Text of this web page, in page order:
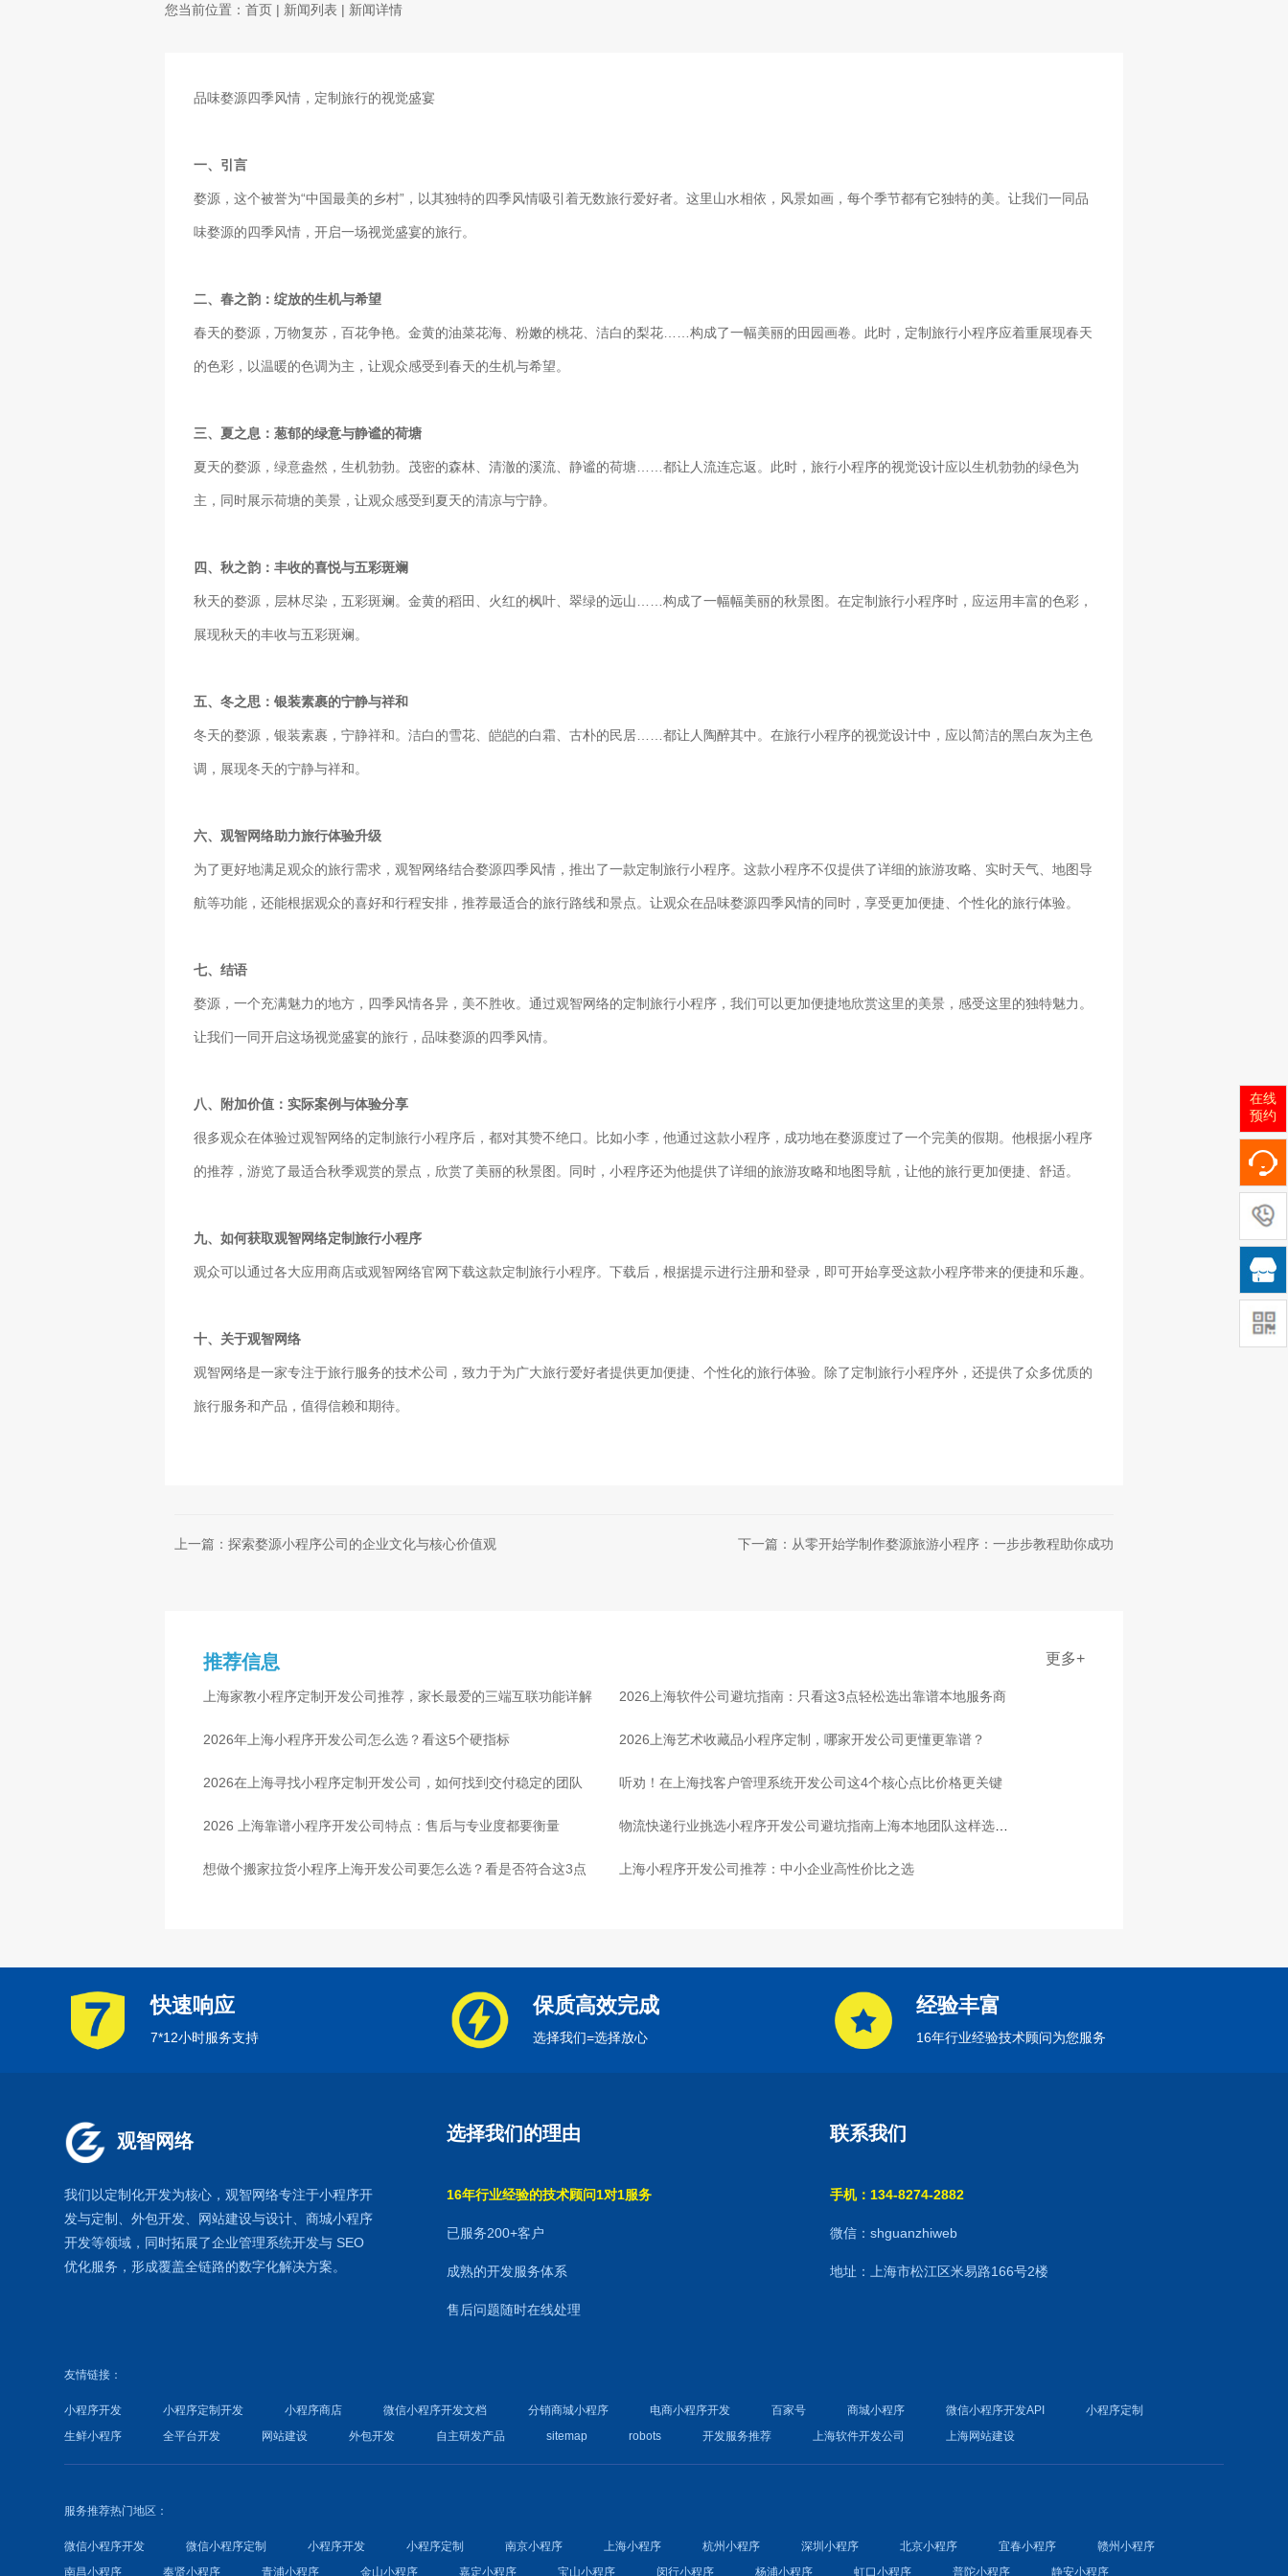
您当前位置： 首页 | 新闻列表 | 新闻详情
品味婺源四季风情，定制旅行的视觉盛宴
一、引言
婺源，这个被誉为“中国最美的乡村”，以其独特的四季风情吸引着无数旅行爱好者。这里山水相依，风景如画，每个季节都有它独特的美。让我们一同品
味婺源的四季风情，开启一场视觉盛宴的旅行。
二、春之韵：绽放的生机与希望
春天的婺源，万物复苏，百花争艳。金黄的油菜花海、粉嫩的桃花、洁白的梨花……构成了一幅美丽的田园画卷。此时，定制旅行小程序应着重展现春天
的色彩，以温暖的色调为主，让观众感受到春天的生机与希望。
三、夏之息：葱郁的绿意与静谧的荷塘
夏天的婺源，绿意盎然，生机勃勃。茂密的森林、清澈的溪流、静谧的荷塘……都让人流连忘返。此时，旅行小程序的视觉设计应以生机勃勃的绿色为
主，同时展示荷塘的美景，让观众感受到夏天的清凉与宁静。
四、秋之韵：丰收的喜悦与五彩斑斓
秋天的婺源，层林尽染，五彩斑斓。金黄的稻田、火红的枫叶、翠绿的远山……构成了一幅幅美丽的秋景图。在定制旅行小程序时，应运用丰富的色彩，
展现秋天的丰收与五彩斑斓。
五、冬之思：银装素裹的宁静与祥和
冬天的婺源，银装素裹，宁静祥和。洁白的雪花、皑皑的白霜、古朴的民居……都让人陶醉其中。在旅行小程序的视觉设计中，应以简洁的黑白灰为主色
调，展现冬天的宁静与祥和。
六、观智网络助力旅行体验升级
为了更好地满足观众的旅行需求，观智网络结合婺源四季风情，推出了一款定制旅行小程序。这款小程序不仅提供了详细的旅游攻略、实时天气、地图导
航等功能，还能根据观众的喜好和行程安排，推荐最适合的旅行路线和景点。让观众在品味婺源四季风情的同时，享受更加便捷、个性化的旅行体验。
七、结语
婺源，一个充满魅力的地方，四季风情各异，美不胜收。通过观智网络的定制旅行小程序，我们可以更加便捷地欣赏这里的美景，感受这里的独特魅力。
让我们一同开启这场视觉盛宴的旅行，品味婺源的四季风情。
八、附加价值：实际案例与体验分享
很多观众在体验过观智网络的定制旅行小程序后，都对其赞不绝口。比如小李，他通过这款小程序，成功地在婺源度过了一个完美的假期。他根据小程序
的推荐，游览了最适合秋季观赏的景点，欣赏了美丽的秋景图。同时，小程序还为他提供了详细的旅游攻略和地图导航，让他的旅行更加便捷、舒适。
九、如何获取观智网络定制旅行小程序
观众可以通过各大应用商店或观智网络官网下载这款定制旅行小程序。下载后，根据提示进行注册和登录，即可开始享受这款小程序带来的便捷和乐趣。
十、关于观智网络
观智网络是一家专注于旅行服务的技术公司，致力于为广大旅行爱好者提供更加便捷、个性化的旅行体验。除了定制旅行小程序外，还提供了众多优质的
旅行服务和产品，值得信赖和期待。
上一篇：探索婺源小程序公司的企业文化与核心价值观 下一篇：从零开始学制作婺源旅游小程序：一步步教程助你成功
推荐信息 更多+
上海家教小程序定制开发公司推荐，家长最爱的三端互联功能详解 2026上海软件公司避坑指南：只看这3点轻松选出靠谱本地服务商
2026年上海小程序开发公司怎么选？看这5个硬指标 2026上海艺术收藏品小程序定制，哪家开发公司更懂更靠谱？
2026在上海寻找小程序定制开发公司，如何找到交付稳定的团队 听劝！在上海找客户管理系统开发公司这4个核心点比价格更关键
2026 上海靠谱小程序开发公司特点：售后与专业度都要衡量 物流快递行业挑选小程序开发公司避坑指南上海本地团队这样选放
心
想做个搬家拉货小程序上海开发公司要怎么选？看是否符合这3点 上海小程序开发公司推荐：中小企业高性价比之选
快速响应
7*12小时服务支持
保质高效完成
选择我们=选择放心
经验丰富
16年行业经验技术顾问为您服务
观智网络
我们以定制化开发为核心，观智网络专注于小程序开
发与定制、外包开发、 网站建设与设计、商城小程序
开发等领域，同时拓展了企业管理系统开发与 SEO
优化服务，形成覆盖全链路的数字化解决方案。
选择我们的理由
16年行业经验的技术顾问1对1服务
已服务200+客户
成熟的开发服务体系
售后问题随时在线处理
联系我们
手机：134-8274-2882
微信：shguanzhiweb
地址：上海市松江区米易路166号2楼
友情链接：
小程序开发 小程序定制开发 小程序商店 微信小程序开发文档 分销商城小程序 电商小程序开发 百家号 商城小程序 微信小程序开发API
小程序定制
生鲜小程序
全平台开发 网站建设 外包开发 自主研发产品 sitemap robots 开发服务推荐 上海软件开发公司 上海网站建设
服务推荐热门地区：
微信小程序开发 微信小程序定制 小程序开发 小程序定制 南京小程序 上海小程序 杭州小程序 深圳小程序 北京小程序 宜春小程序
赣州小程序
南昌小程序
奉贤小程序 青浦小程序 金山小程序 嘉定小程序 宝山小程序 闵行小程序 杨浦小程序 虹口小程序 普陀小程序 静安小程序
在线
预约
